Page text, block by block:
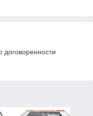
договоренности